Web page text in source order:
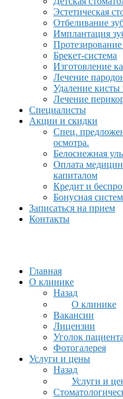
Эстетическая
Отбеливание
Имплантация
Протезирование
Брекет-система
Изготовление
Лечение
Удаление кисты
Лечение
Специалисты
Акции и скидки
Спец.
осмотра.
Белоснежная
Оплата
капиталом
Кредит и
Бонусная
Записаться на прием
Контакты
Главная
О клинике
Назад
О клинике
Вакансии
Лицензии
Уголок пациента
Фотогалерея
Услуги и цены
Назад
Услуги и